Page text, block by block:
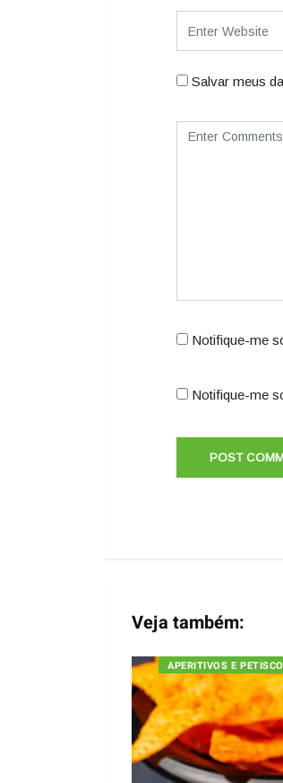
Salvar meus
Notifique-me
Notifique-me
Veja também:
APERITIVOS E